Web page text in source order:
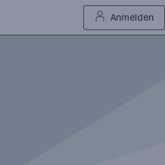
Anmelden